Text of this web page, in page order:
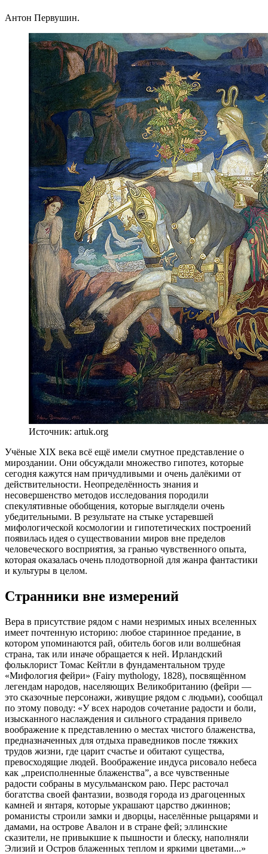
Антон Первушин.
Источник: artuk.org
Учёные XIX века всё ещё имели смутное представление о
мироздании. Они обсуждали множество гипотез, которые
сегодня кажутся нам причудливыми и очень далёкими от
действительности. Неопределённость знания и
несовершенство методов исследования породили
спекулятивные обобщения, которые выглядели очень
убедительными. В результате на стыке устаревшей
мифологической космологии и гипотетических построений
появилась идея о существовании миров вне пределов
человеческого восприятия, за гранью чувственного опыта,
которая оказалась очень плодотворной для жанра фантастики
и культуры в целом.
Странники вне измерений
Вера в присутствие рядом с нами незримых иных вселенных
имеет почтенную историю: любое старинное предание, в
котором упоминаются рай, обитель богов или волшебная
страна, так или иначе обращается к ней. Ирландский
фольклорист Томас Кейтли в фундаментальном труде
«Мифология фейри» (Fairy mythology, 1828), посвящённом
легендам народов, населяющих Великобританию (фейри —
это сказочные персонажи, живущие рядом с людьми), сообщал
по этому поводу: «У всех народов сочетание радости и боли,
изысканного наслаждения и сильного страдания привело
воображение к представлению о местах чистого блаженства,
предназначенных для отдыха праведников после тяжких
трудов жизни, где царит счастье и обитают существа,
превосходящие людей. Воображение индуса рисовало небеса
как „преисполненные блаженства”, а все чувственные
радости собраны в мусульманском раю. Перс расточал
богатства своей фантазии, возводя города из драгоценных
камней и янтаря, которые украшают царство джиннов;
романисты строили замки и дворцы, населённые рыцарями и
дамами, на острове Авалон и в стране фей; эллинские
сказители, не привыкшие к пышности и блеску, наполняли
Элизий и Остров блаженных теплом и яркими цветами...»